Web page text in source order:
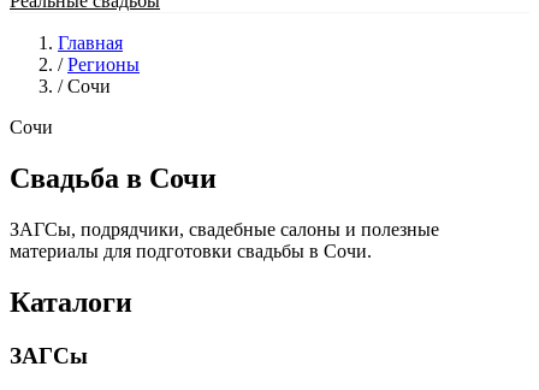
Главная
/ Регионы
/ Сочи
Сочи
Свадьба в Сочи
ЗАГСы, подрядчики, свадебные салоны и полезные
материалы для подготовки свадьбы в Сочи.
Каталоги
ЗАГСы